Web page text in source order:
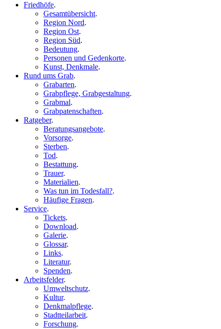
Friedhöfe.
Gesamtübersicht.
Region Nord.
Region Ost.
Region Süd.
Bedeutung.
Personen und Gedenkorte.
Kunst, Denkmale.
Rund ums Grab.
Grabarten.
Grabpflege, Grabgestaltung.
Grabmal.
Grabpatenschaften.
Ratgeber.
Beratungsangebote.
Vorsorge.
Sterben.
Tod.
Bestattung.
Trauer.
Materialien.
Was tun im Todesfall?.
Häufige Fragen.
Service.
Tickets.
Download.
Galerie.
Glossar.
Links.
Literatur.
Spenden.
Arbeitsfelder.
Umweltschutz.
Kultur.
Denkmalpflege.
Stadtteilarbeit.
Forschung.